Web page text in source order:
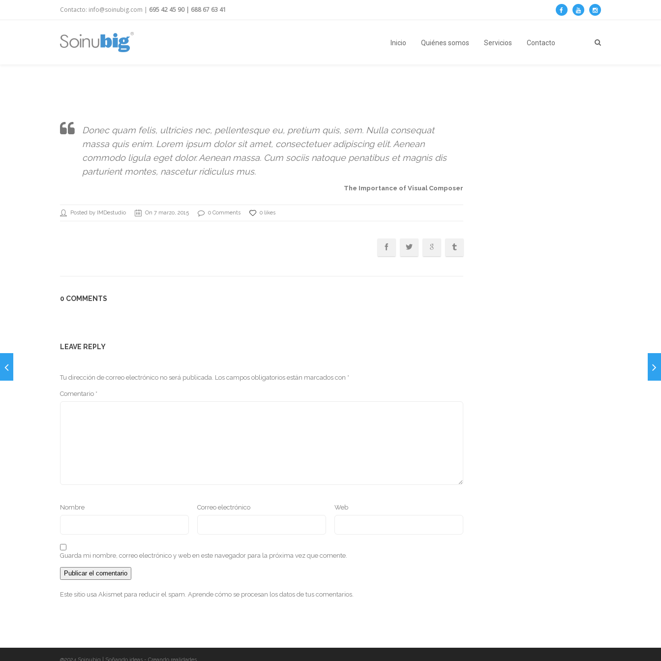
Contacto: info@soinubig.com | 695 42 45 90| 688 67 63 41
Inicio Quiénes somos Servicios Contacto
Donec quam felis, ultricies nec, pellentesque eu, pretium quis, sem. Nulla consequat
massa quis enim. Lorem ipsum dolor sit amet, consectetuer adipiscing elit. Aenean
commodo ligula eget dolor. Aenean massa. Cum sociis natoque penatibus et magnis dis
parturient montes, nascetur ridiculus mus.
The Importance of Visual Composer
Posted by IMDestudio On 7 marzo, 2015 0 Comments 0 likes
0 COMMENTS
LEAVE REPLY
Tu dirección de correo electrónico no será publicada. Los campos obligatorios están marcados con *
Comentario *
Nombre Correo electrónico Web
Guarda mi nombre, correo electrónico y web en este navegador para la próxima vez que comente.
Este sitio usa Akismet para reducir el spam. Aprende cómo se procesan los datos de tus comentarios.